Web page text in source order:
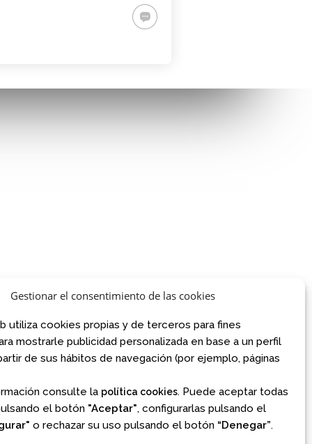
Gestionar el consentimiento de las cookies
utiliza cookies propias y de terceros para fines
mostrarle publicidad personalizada en base a un perfil
de sus hábitos de navegación (por ejemplo, páginas
consulte la política cookies. Puede aceptar todas
el botón "Aceptar", configurarlas pulsando el
o rechazar su uso pulsando el botón “Denegar”.
POLÍTICA DE PRIVACIDAD
NORMATIVA AJEDREZ CON CABEZA
Financiado por la Unión Europea – NextGenerationEU